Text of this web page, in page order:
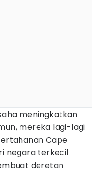
meningkatkan
mereka lagi-lagi
Cape
negara terkecil
deretan